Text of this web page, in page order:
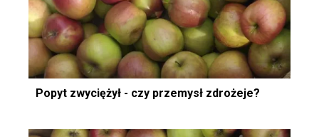
Popyt zwyciężył - czy przemysł zdrożeje?